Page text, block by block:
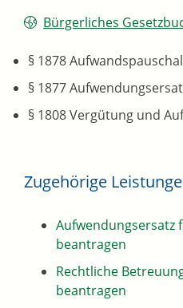
Bürgerliches
§ 1878
§ 1877
§ 1808 Vergütung und
Zugehörige
Aufwendungsersatz
beantragen
Rechtliche
beantragen